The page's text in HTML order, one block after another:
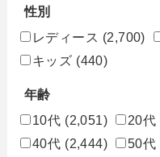
性別
レディース (2,700)
キッズ (440)
年齢
10代 (2,051) 20代
40代 (2,444) 50代